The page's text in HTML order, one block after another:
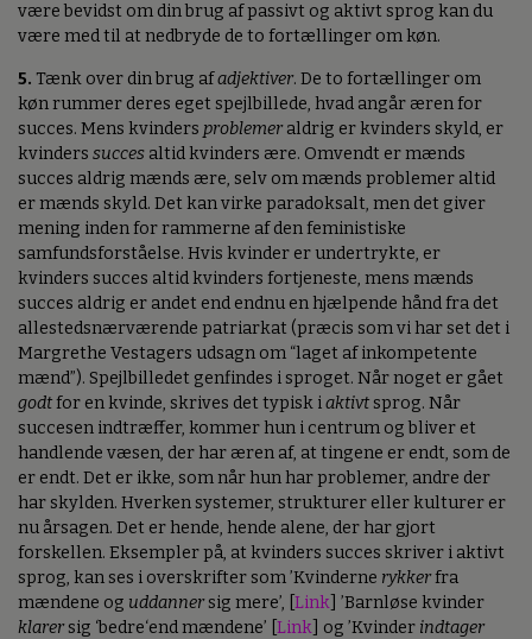
være bevidst om din brug af passivt og aktivt sprog kan du
være med til at nedbryde de to fortællinger om køn.
5. Tænk over din brug afadjektiver. De to fortællinger om
køn rummer deres eget spejlbillede, hvad angår æren for
succes. Mens kvinders problemeraldrig er kvinders skyld, er
kvinders succes altid kvinders ære. Omvendt er mænds
succes aldrig mænds ære, selv om mænds problemer altid
er mænds skyld. Det kan virke paradoksalt, men det giver
mening inden for rammerne af den feministiske
samfundsforståelse. Hvis kvinder er undertrykte, er
kvinders succes altid kvinders fortjeneste, mens mænds
succes aldrig er andet end endnu en hjælpende hånd fra det
allestedsnærværende patriarkat (præcis som vi har set det i
Margrethe Vestagers udsagn om “laget af inkompetente
mænd”). Spejlbilledet genfindes i sproget. Når noget er gået
godtfor en kvinde, skrives det typisk iaktivt sprog. Når
succesen indtræffer, kommer hun i centrum og bliver et
handlende væsen, der har æren af, at tingene er endt, som de
er endt. Det er ikke, som når hun har problemer, andre der
har skylden. Hverken systemer, strukturer eller kulturer er
nu årsagen. Det er hende, hende alene, der har gjort
forskellen. Eksempler på, at kvinders succes skriver i aktivt
sprog, kan ses i overskrifter som ’Kvinderne rykkerfra
mændene og uddannersig mere’, [ Link ] ’Barnløse kvinder
klarersig ‘bedre‘end mændene’ [ Link ] og ’Kvinder indtager